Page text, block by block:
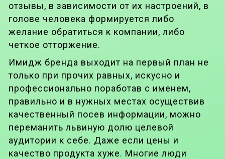
отзывы, в зависимости от их настроений, в
голове человека формируется либо
желание обратиться к компании, либо
четкое отторжение.
Имидж бренда выходит на первый план не
только при прочих равных, искусно и
профессионально поработав с именем,
правильно и в нужных местах осуществив
качественный посев информации, можно
переманить львиную долю целевой
аудитории к себе. Даже если цены и
качество продукта хуже. Многие люди